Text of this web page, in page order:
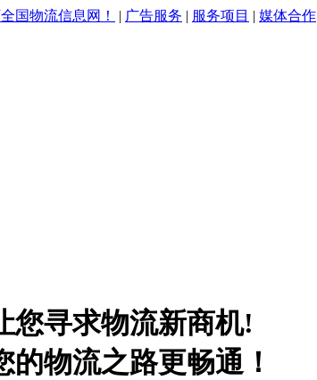
国物流信息网！ | 广告服务 | 服务项目 | 媒体合作
您寻求物流新商机!
的物流之路更畅通！